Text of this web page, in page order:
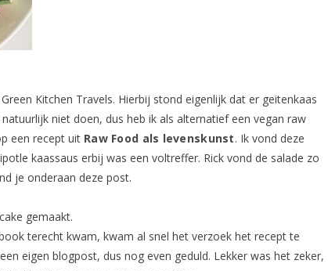
Kitchen Travels. Hierbij stond eigenlijk dat er geitenkaas
niet doen, dus heb ik als alternatief een vegan raw
een recept uit Raw Food als levenskunst. Ik vond deze
kaassaus erbij was een voltreffer. Rick vond de salade zo
je onderaan deze post.
gemaakt.
terecht kwam, kwam al snel het verzoek het recept te
eigen blogpost, dus nog even geduld. Lekker was het zeker,